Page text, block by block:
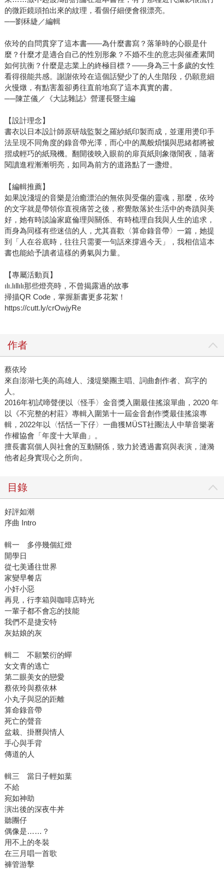
的微距鏡頭拍出來的紋理，看個仔細便會很漂亮。
──劉秝緁／編輯
依玲的自問貫穿了這本書——為什麼書寫？落筆時的心眼是什
麼？什麼才是適合自己的性別形象？不婚不生的意志與催產素間
如何抗衡？什麼是志業上的終極目標？——身為三十多歲的女性
看得很能共感。謝謝依玲在這個話變少了的人生階段，仍願意細
火慢燉，有點害羞卻勇往直前地寫了這本真實的書。
──陳芷儀／《大誌雜誌》營運長暨主編
【設計理念】
書衣以日本設計師原研哉監製之羅紗紙印製而成，並運用燙印手
法呈現不同角度的錄音帶光澤，而心中的萬般煩惱與思緒都將被
摺成輕巧的紙飛機。翻開後映入眼前的扉頁紙則象徵闇夜，隨著
閱讀進程漸漸明亮，如同為前方的道路點了一盞燈。
【編輯推薦】
如果說淺堤的音樂是治癒漂泊的無依與受傷的靈魂，那麼，依玲
的文字就是帶領你直視痛苦之後，察覺散落於生活中的奇蹟與美
好，她有時談論家庭倫理與關係、有時梳理自我與人生的追求，
而身為同樣有些迷信的人，尤其喜歡〈算命錄音帶〉一篇，她提
到「人在谷底時，往往只需要一句話來撐過今天」，我相信這本
書也能給予讀者這樣的勇氣與力量。
【專屬活動頁】
ılı.lıllılı那些燈亮時，不曾揭露過的故事
掃描QR Code，掌握新書更多花絮！
https://cutt.ly/crOwjyRe
作者
蔡依玲
來自澎湖七美的高雄人、淺堤樂團主唱、詞曲創作者、寫字的
人。
2016年初試啼聲便以〈怪手〉金音獎入圍最佳搖滾單曲，2020 年
以《不完整的村莊》專輯入圍第十一屆金音創作獎最佳搖滾專
輯，2022年以〈恬恬一下仔〉一曲獲MÜST社團法人中華音樂著
作權協會「年度十大單曲」。
擅長書寫個人與社會的互動關係，致力於透過書寫與表演，漣漪
他者起身實現心之所向。
目錄
好評如潮
序曲 Intro
輯一 多停幾個紅燈
開學日
從七美通往世界
家變早餐店
小奸小惡
再見，行李箱與咖啡店時光
一輩子都不會忘的技能
我們不是捷安特
灰姑娘的灰
輯二 不願繁衍的蟬
女文青的逃亡
第二眼美女的戀愛
蔡依玲與蔡依林
小丸子與惡的距離
算命錄音帶
死亡的聲音
盆栽、掛曆與情人
手心與手背
傳道的人
輯三 當日子輕如葉
不給
宛如神助
演出後的深夜牛丼
聽團仔
偶像是……？
用不上的冬裝
在三月唱一首歌
褲管游擊